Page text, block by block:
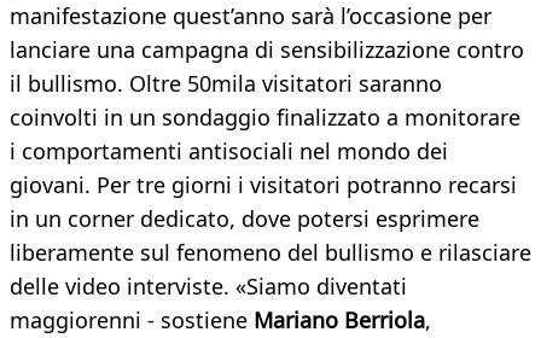
manifestazione quest’anno sarà l’occasione per
lanciare una campagna di sensibilizzazione contro
il bullismo. Oltre 50mila visitatori saranno
coinvolti in un sondaggio finalizzato a monitorare
i comportamenti antisociali nel mondo dei
giovani. Per tre giorni i visitatori potranno recarsi
in un corner dedicato, dove potersi esprimere
liberamente sul fenomeno del bullismo e rilasciare
delle video interviste. «Siamo diventati
maggiorenni - sostiene Mariano Berriola,